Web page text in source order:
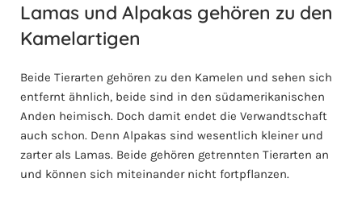
Lamas und Alpakas gehören zu den
Kamelartigen
Beide Tierarten gehören zu den Kamelen und sehen sich
entfernt ähnlich, beide sind in den südamerikanischen
Anden heimisch. Doch damit endet die Verwandtschaft
auch schon. Denn Alpakas sind wesentlich kleiner und
zarter als Lamas. Beide gehören getrennten Tierarten an
und können sich miteinander nicht fortpflanzen.